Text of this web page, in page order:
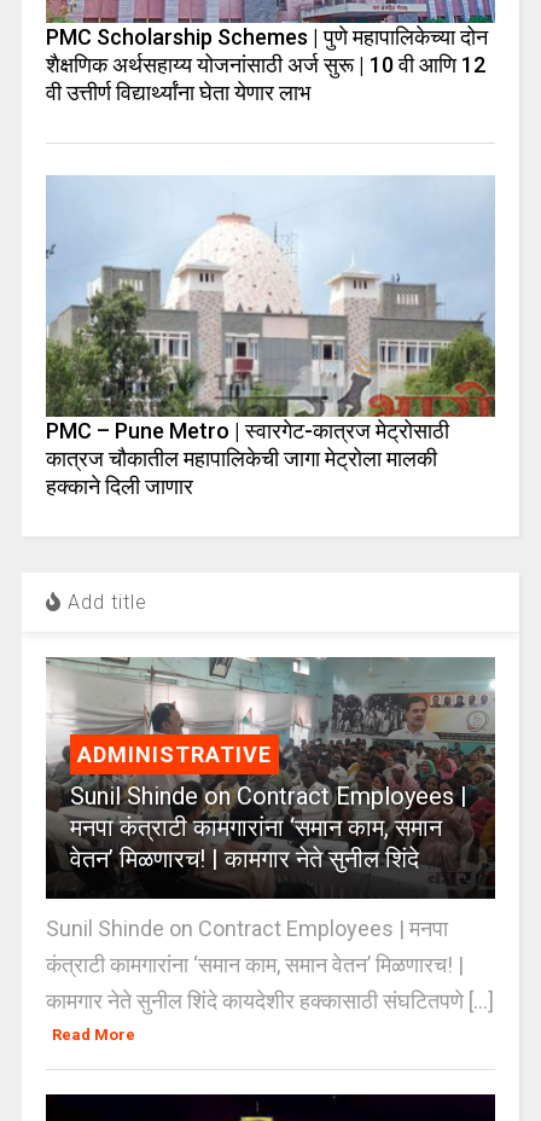
PMC Scholarship Schemes | पुणे महापालिकेच्या दोन
शैक्षणिक अर्थसहाय्य योजनांसाठी अर्ज सुरू | 10 वी आणि 12
वी उत्तीर्ण विद्यार्थ्यांना घेता येणार लाभ
PMC – Pune Metro | स्वारगेट-कात्रज मेट्रोसाठी
कात्रज चौकातील महापालिकेची जागा मेट्रोला मालकी
हक्काने दिली जाणार
Add title
ADMINISTRATIVE
Sunil Shinde on Contract Employees |
मनपा कंत्राटी कामगारांना ‘समान काम, समान
वेतन’ मिळणारच! | कामगार नेते सुनील शिंदे
Sunil Shinde on Contract Employees | मनपा
कंत्राटी कामगारांना ‘समान काम, समान वेतन’ मिळणारच! |
कामगार नेते सुनील शिंदे कायदेशीर हक्कासाठी संघटितपणे [...]
Read More